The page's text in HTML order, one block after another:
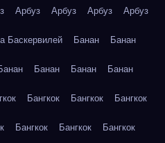
Арбуз Арбуз Арбуз Арбуз
Баскервилей Банан Банан
Банан Банан Банан
Бангкок Бангкок Бангкок
Бангкок Бангкок Бангкок